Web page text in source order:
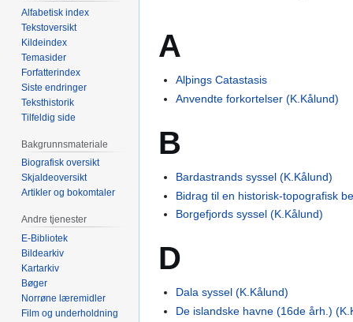
A
Alþings Catastasis
Anvendte forkortelser (K.Kålund)
B
Bardastrands syssel (K.Kålund)
Bidrag til en historisk-topografisk
Borgefjords syssel (K.Kålund)
D
Dala syssel (K.Kålund)
De islandske havne (16de årh.)
Alfabetisk index
Tekstoversikt
Kildeindex
Temasider
Forfatterindex
Siste endringer
Teksthistorik
Tilfeldig side
Bakgrunnsmateriale
Biografisk oversikt
Skjaldeoversikt
Artikler og bokomtaler
Andre tjenester
E-Bibliotek
Bildearkiv
Kartarkiv
Bøger
Norrøne læremidler
Film og underholdning